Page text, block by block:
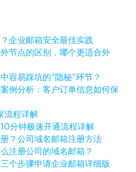
企业邮箱安全最佳实践
节点的区别，哪个更适合外
容易踩坑的“隐秘”环节？
例分析：客户订单信息如何保
流程详解
分钟极速开通流程详解
？公司域名邮箱注册方法
注册公司的域名邮箱？
个步骤申请企业邮箱详细版